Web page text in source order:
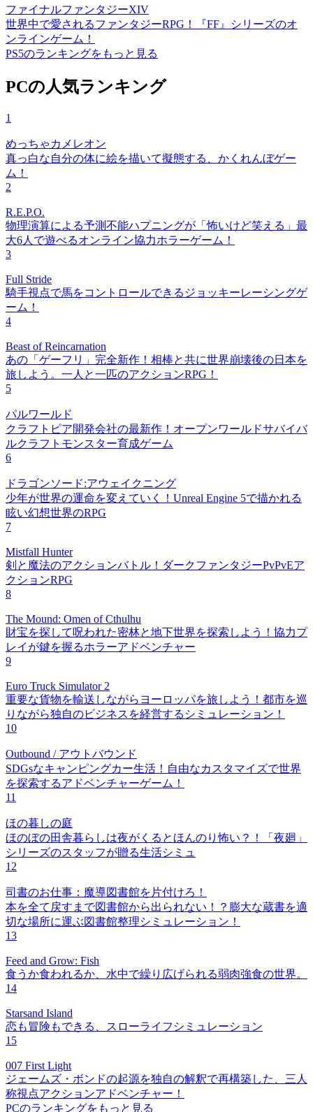
ファイナルファンタジーXIV
世界中で愛されるファンタジーRPG！『FF』シリーズのオ
ンラインゲーム！
PS5のランキングをもっと見る
PCの人気ランキング
1
めっちゃカメレオン
真っ白な自分の体に絵を描いて擬態する、かくれんぼゲー
ム！
2
R.E.P.O.
物理演算による予測不能ハプニングが「怖いけど笑える」最
大6人で遊べるオンライン協力ホラーゲーム！
3
Full Stride
騎手視点で馬をコントロールできるジョッキーレーシングゲ
ーム！
4
Beast of Reincarnation
あの「ゲーフリ」完全新作！相棒と共に世界崩壊後の日本を
旅しよう。一人と一匹のアクションRPG！
5
パルワールド
クラフトピア開発会社の最新作！オープンワールドサバイバ
ルクラフトモンスター育成ゲーム
6
ドラゴンソード:アウェイクニング
少年が世界の運命を変えていく！Unreal Engine 5で描かれる
眩い幻想世界のRPG
7
Mistfall Hunter
剣と魔法のアクションバトル！ダークファンタジーPvPvEア
クションRPG
8
The Mound: Omen of Cthulhu
財宝を探して呪われた密林と地下世界を探索しよう！協力プ
レイが鍵を握るホラーアドベンチャー
9
Euro Truck Simulator 2
重要な貨物を輸送しながらヨーロッパを旅しよう！都市を巡
りながら独自のビジネスを経営するシミュレーション！
10
Outbound / アウトバウンド
SDGsなキャンピングカー生活！自由なカスタマイズで世界
を探索するアドベンチャーゲーム！
11
ほの暮しの庭
ほのぼの田舎暮らしは夜がくるとほんのり怖い？！「夜廻」
シリーズのスタッフが贈る生活シミュ
12
司書のお仕事：魔導図書館を片付けろ！
本を全て戻すまで図書館から出られない！？膨大な蔵書を適
切な場所に運ぶ図書館整理シミュレーション！
13
Feed and Grow: Fish
食うか食われるか、水中で繰り広げられる弱肉強食の世界。
14
Starsand Island
恋も冒険もできる、スローライフシミュレーション
15
007 First Light
ジェームズ・ボンドの起源を独自の解釈で再構築した、三人
称視点アクションアドベンチャー！
PCのランキングをもっと見る